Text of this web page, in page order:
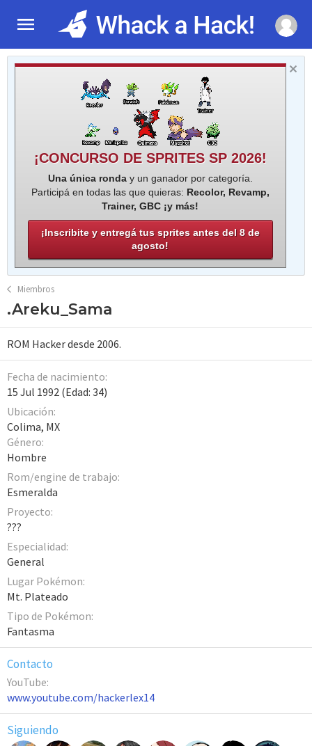
¡CONCURSO DE SPRITES SP 2026!
Una única ronday un ganador por categoría.
Participá en todas las que quieras: Recolor, Revamp,
Trainer, GBC ¡y más!
¡Inscribite y entregá tus sprites antes del 8 de
agosto!
Miembros
.Areku_Sama
ROM Hacker desde 2006.
Fecha de nacimiento
15 Jul 1992 (Edad: 34)
Ubicación
Colima, MX
Género
Hombre
Rom/engine de trabajo
Esmeralda
Proyecto
???
Especialidad
General
Lugar Pokémon
Mt. Plateado
Tipo de Pokémon
Fantasma
Contacto
YouTube
www.youtube.com/hackerlex14
Siguiendo